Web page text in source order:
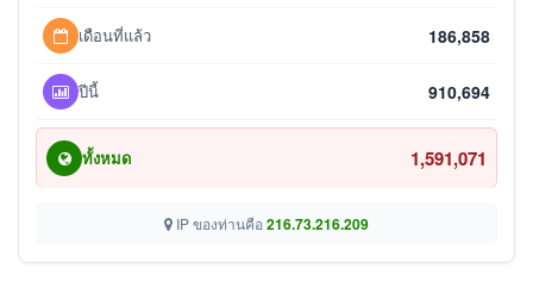
เดือนที่แล้ว 186,858
ปีนี้ 910,694
ทั้งหมด 1,591,071
IP ของท่านคือ 216.73.216.209